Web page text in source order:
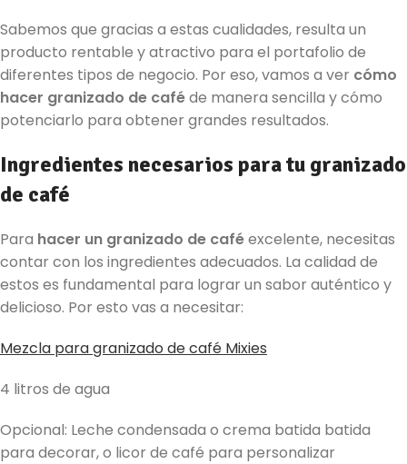
Sabemos que gracias a estas cualidades, resulta un
producto rentable y atractivo para el portafolio de
diferentes tipos de negocio. Por eso, vamos a ver cómo
hacer granizado de caféde manera sencilla y cómo
potenciarlo para obtener grandes resultados.
Ingredientes necesarios para tu granizado
de café
Para hacer un granizado de caféexcelente, necesitas
contar con los ingredientes adecuados. La calidad de
estos es fundamental para lograr un sabor auténtico y
delicioso. Por esto vas a necesitar:
Mezcla para granizado de café Mixies
4 litros de agua
Opcional: Leche condensada o crema batida batida
para decorar, o licor de café para personalizar